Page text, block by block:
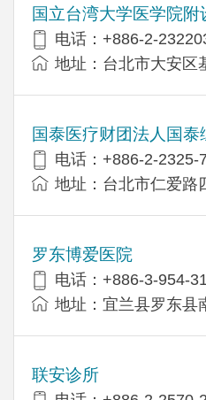
国立台湾大学医学院
电话：+886-2-
地址：台北市大安区
国泰医疗财团法人国泰
电话：+886-2-2325-
地址：台北市仁爱路
罗东博爱医院
电话：+886-3-954-
地址：宜兰县罗东县
联安诊所